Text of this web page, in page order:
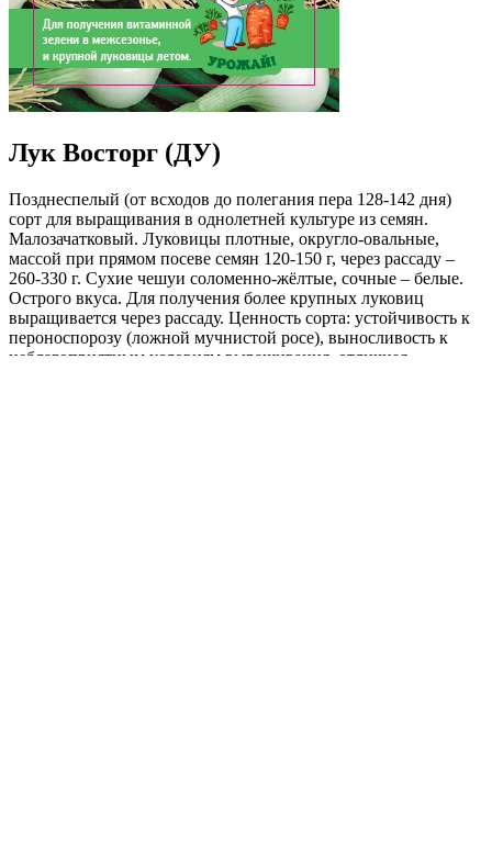
Лук Восторг (ДУ)
Позднеспелый (от всходов до полегания пера 128-142 дня)
сорт для выращивания в однолетней культуре из семян.
Малозачатковый. Луковицы плотные, округло-овальные,
массой при прямом посеве семян 120-150 г, через рассаду –
260-330 г. Сухие чешуи соломенно-жёлтые, сочные – белые.
Острого вкуса. Для получения более крупных луковиц
выращивается через рассаду. Ценность сорта: устойчивость к
пероноспорозу (ложной мучнистой росе), выносливость к
неблагоприятным условиям выращивания, отличная